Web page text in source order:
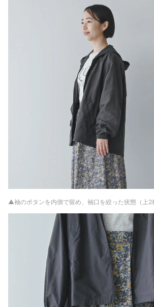
▲袖のボタンを内側で留め、袖口を絞った状態（上2